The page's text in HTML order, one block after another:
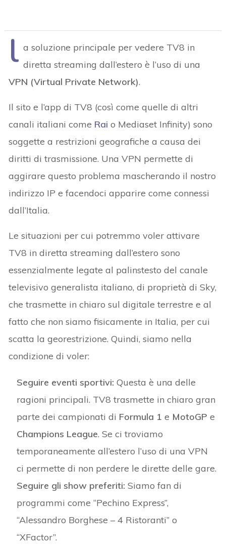
l a soluzione principale per vedere TV8 in
diretta streaming dall’estero è l’uso di una
VPN (Virtual Private Network).
Il sito e l’app di TV8 (così come quelle di altri
canali italiani come Rai o Mediaset Infinity) sono
soggette a restrizioni geografiche a causa dei
diritti di trasmissione. Una VPN permette di
aggirare questo problema mascherando il nostro
indirizzo IP e facendoci apparire come connessi
dall’Italia.
Le situazioni per cui potremmo voler attivare
TV8 in diretta streaming dall’estero sono
essenzialmente legate al palinstesto del canale
televisivo generalista italiano, di proprietà di Sky,
che trasmette in chiaro sul digitale terrestre e al
fatto che non siamo fisicamente in Italia, per cui
scatta la georestrizione. Quindi, siamo nella
condizione di voler:
Seguire eventi sportivi: Questa è una delle
ragioni principali. TV8 trasmette in chiaro gran
parte dei campionati di Formula 1 e MotoGP e
Champions League. Se ci troviamo
temporaneamente all’estero l’uso di una VPN
ci permette di non perdere le dirette delle gare.
Seguire gli show preferiti: Siamo fan di
programmi come “Pechino Express”,
“Alessandro Borghese – 4 Ristoranti” o
“XFactor”.